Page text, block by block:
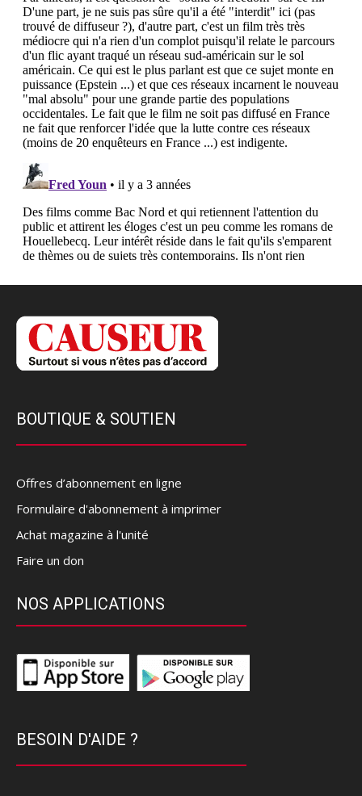
BOUTIQUE & SOUTIEN
Offres d’abonnement en ligne
Formulaire d'abonnement à imprimer
Achat magazine à l'unité
Faire un don
NOS APPLICATIONS
BESOIN D'AIDE ?